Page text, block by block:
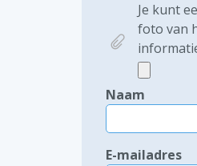
Je kunt
foto van
Naam
E-mailadres